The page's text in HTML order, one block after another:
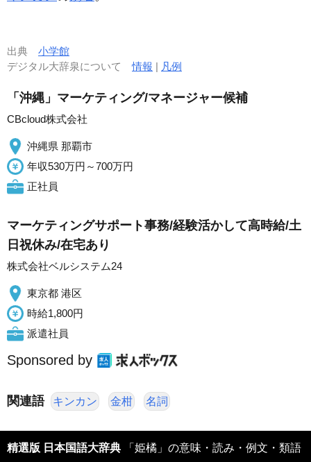
出典 小学館
デジタル大辞泉について情報 | 凡例
「沖縄」マーケティング/マネージャー候補
CBcloud株式会社
沖縄県 那覇市
年収530万円～700万円
正社員
マーケティングサポート事務/経験活かして高時給/土
日祝休み/在宅あり
株式会社ベルシステム24
東京都 港区
時給1,800円
派遣社員
Sponsored by
関連語 キンカン 金柑 名詞
精選版 日本国語大辞典 「姫橘」の意味・読み・例文・類語